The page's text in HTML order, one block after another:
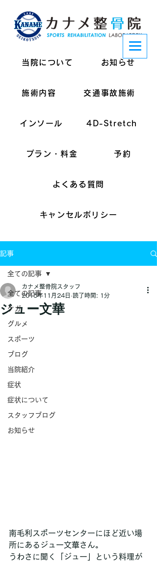
当院について お知らせ
施術内容 交通事故施術
インソール 4D-Stretch
プラン・料金 予約
よくある質問
キャンセルポリシー
記事
全ての記事
ケガ
グルメ
スポーツ
ブログ
当院紹介
症状
症状について
スタッフブログ
お知らせ
全ての記事
ジュー文華
カナメ整骨院スタッフ
2015年11月24日 読了時間: 1分
南毛利スポーツセンターにほど近い場
所にあるジュー文華さん。
うわさに聞く「ジュー」という料理が